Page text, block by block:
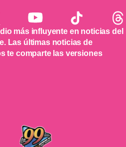
más influyente en noticias del
Las últimas noticias de
te comparte las versiones